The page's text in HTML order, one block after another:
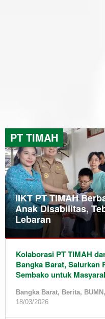
IIKT PT TIMAH
Anak Disabilitas,
Lebaran
Barat,
Berita,
BUMN,
TIMAH
PT TIMAH
Kolaborasi PT TIMAH
Bangka Barat, Salurkan
Sembako untuk
Bangka Barat, Berita, BUMN ,
18/03/2026